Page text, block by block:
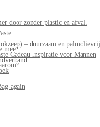
door zonder plastic en afval.
– duurzaam en palmolievrij
mee?
Cadeau Inspiratie voor Mannen
again